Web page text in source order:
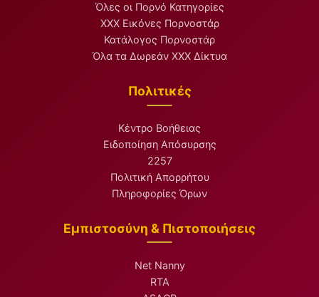
Όλες οι Πορνό Κατηγορίες
XXX Εικόνες Πορνοστάρ
Κατάλογος Πορνοστάρ
Όλα τα Δωρεάν XXX Δίκτυα
Πολιτικές
Κέντρο Βοήθειας
Ειδοποίηση Απόσυρσης
2257
Πολιτική Απορρήτου
Πληροφορίες Όρων
Εμπιστοσύνη & Πιστοποιήσεις
Net Nanny
RTA